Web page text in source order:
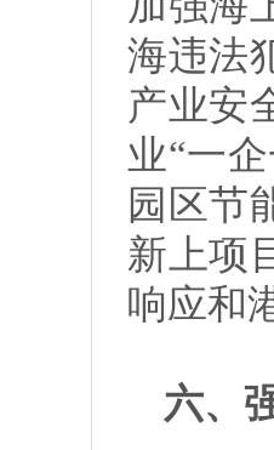
海违法
产业安
业“一
园区节
新上项
响应和
六、